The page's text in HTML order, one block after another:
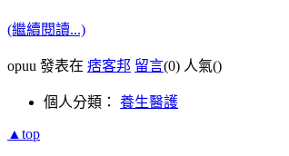
(繼續閱讀...)
opuu 發表在 痞客邦 留言(0) 人氣()
個人分類： 養生醫護
▲top